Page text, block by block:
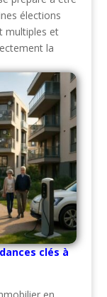
élections
multiples et
la
clés à